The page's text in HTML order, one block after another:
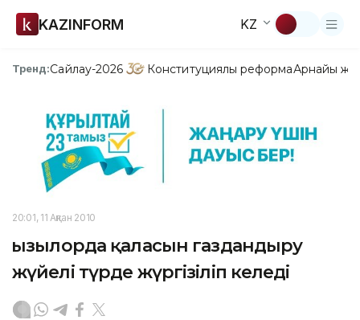
KAZINFORM KZ
Тренд:Сайлау-2026 Конституциялық реформаАрнайы
20:01, 11 Ақпан 2010
Қызылорда қаласын газдандыру
жүйелі түрде жүргізіліп келеді